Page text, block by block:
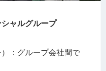
ャルグループ
：グループ会社間で